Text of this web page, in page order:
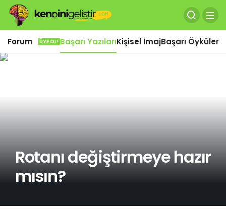
Forum ÜYE OL! Başarı YazılarıKişisel İmajBaşarı Öyküleri
Rotanı değiştirmeye hazır
mısın?